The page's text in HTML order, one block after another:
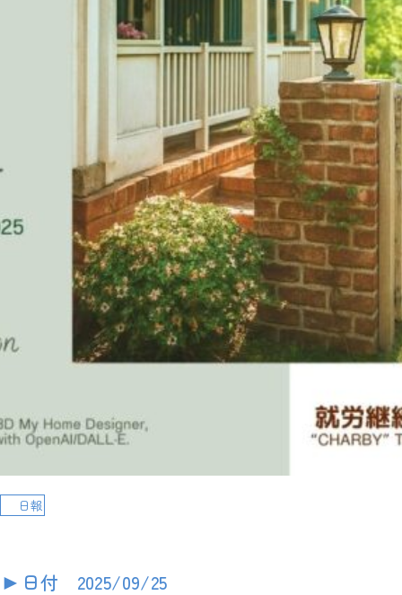
日報
► 日付 2025/09/25